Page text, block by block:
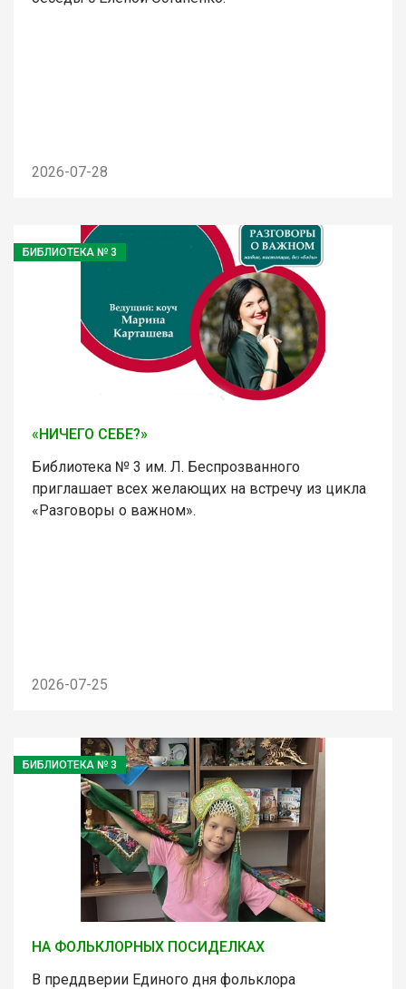
2026-07-28
БИБЛИОТЕКА № 3
«НИЧЕГО СЕБЕ?»
Библиотека № 3 им. Л. Беспрозванного
приглашает всех желающих на встречу из цикла
«Разговоры о важном».
2026-07-25
БИБЛИОТЕКА № 3
НА ФОЛЬКЛОРНЫХ ПОСИДЕЛКАХ
В преддверии Единого дня фольклора